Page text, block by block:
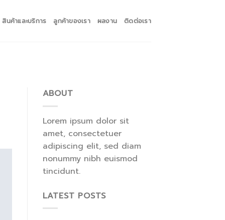
สินค้าและบริการ ลูกค้าของเรา ผลงาน ติดต่อเรา
ABOUT
Lorem ipsum dolor sit
amet, consectetuer
adipiscing elit, sed diam
nonummy nibh euismod
tincidunt.
LATEST POSTS